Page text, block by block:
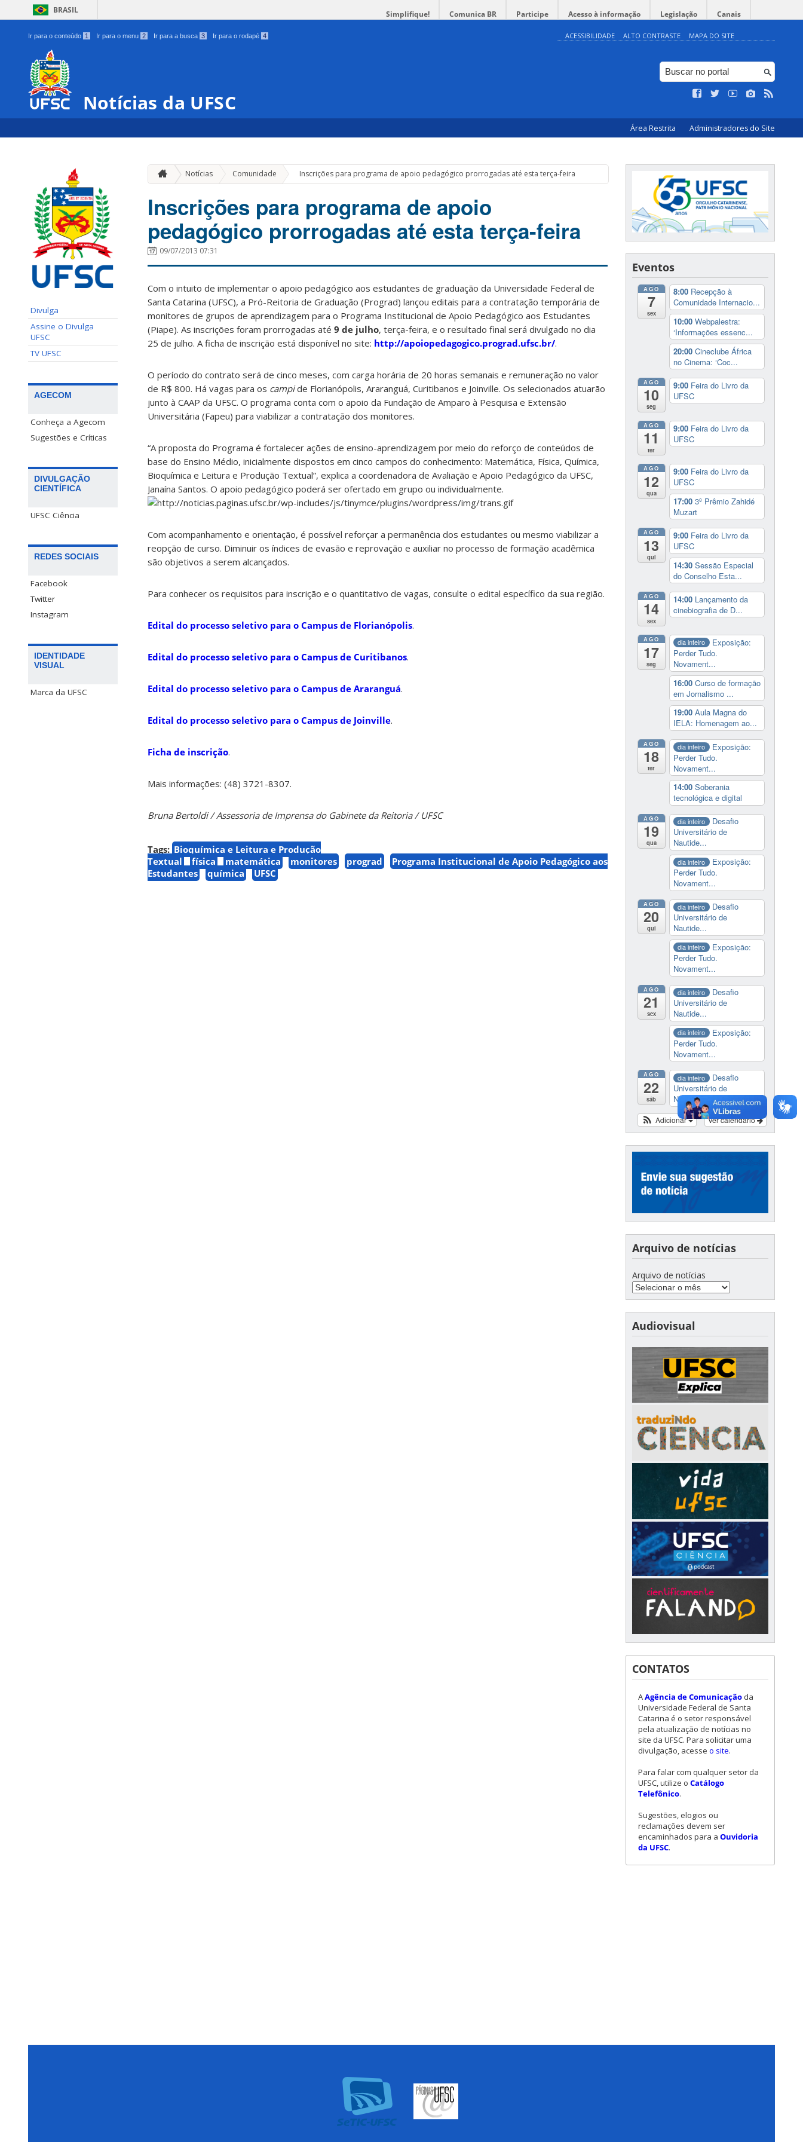
BRASIL Simplifique! Comunica BR Participe Acesso à informação Legislação Canais
Ir para o conteúdo 1 Ir para o menu 2 Ir para a busca 3 Ir para o rodapé 4 ACESSIBILIDADE ALTO CONTRASTE MAPA DO SITE
Notícias da UFSC
Área Restrita Administradores do Site
Divulga
Assine o Divulga
UFSC
TV UFSC
AGECOM
Conheça a Agecom
Sugestões e Críticas
DIVULGAÇÃO
CIENTÍFICA
UFSC Ciência
REDES SOCIAIS
Facebook
Twitter
Instagram
IDENTIDADE
VISUAL
Marca da UFSC
Notícias Comunidade » Inscrições para programa de apoio pedagógico prorrogadas até esta terça-feira
Inscrições para programa de apoio
pedagógico prorrogadas até esta terça-feira
09/07/2013 07:31
Com o intuito de implementar o apoio pedagógico aos estudantes de graduação da Universidade Federal de
Santa Catarina (UFSC), a Pró-Reitoria de Graduação (Prograd) lançou editais para a contratação temporária de
monitores de grupos de aprendizagem para o Programa Institucional de Apoio Pedagógico aos Estudantes
(Piape). As inscrições foram prorrogadas até 9 de julho, terça-feira, e o resultado final será divulgado no dia
25 de julho. A ficha de inscrição está disponível no site: http://apoiopedagogico.prograd.ufsc.br/.
O período do contrato será de cinco meses, com carga horária de 20 horas semanais e remuneração no valor
de R$ 800. Há vagas para os campide Florianópolis, Araranguá, Curitibanos e Joinville. Os selecionados atuarão
junto à CAAP da UFSC. O programa conta com o apoio da Fundação de Amparo à Pesquisa e Extensão
Universitária (Fapeu) para viabilizar a contratação dos monitores.
“A proposta do Programa é fortalecer ações de ensino-aprendizagem por meio do reforço de conteúdos de
base do Ensino Médio, inicialmente dispostos em cinco campos do conhecimento: Matemática, Física, Química,
Bioquímica e Leitura e Produção Textual”, explica a coordenadora de Avaliação e Apoio Pedagógico da UFSC,
Janaína Santos. O apoio pedagógico poderá ser ofertado em grupo ou individualmente.
Com acompanhamento e orientação, é possível reforçar a permanência dos estudantes ou mesmo viabilizar a
reopção de curso. Diminuir os índices de evasão e reprovação e auxiliar no processo de formação acadêmica
são objetivos a serem alcançados.
Para conhecer os requisitos para inscrição e o quantitativo de vagas, consulte o edital específico da sua região.
Edital do processo seletivo para o Campus de Florianópolis.
Edital do processo seletivo para o Campus de Curitibanos.
Edital do processo seletivo para o Campus de Araranguá.
Edital do processo seletivo para o Campus de Joinville.
Ficha de inscrição.
Mais informações: (48) 3721-8307.
Bruna Bertoldi / Assessoria de Imprensa do Gabinete da Reitoria / UFSC
Tags: Bioquímica e Leitura e Produção
Textual
física matemática monitores prograd
Programa Institucional de Apoio Pedagógico aos
Estudantes
química UFSC
Eventos
AGO
7
sex
8:00 Recepção à
Comunidade Internacio...
10:00 Webpalestra:
‘Informações essenc...
20:00 Cineclube África
no Cinema: ‘Coc...
AGO
10
seg
9:00 Feira do Livro da
UFSC
AGO
11
ter
9:00 Feira do Livro da
UFSC
AGO
12
qua
9:00 Feira do Livro da
UFSC
17:00 3º Prêmio Zahidé
Muzart
AGO
13
qui
9:00 Feira do Livro da
UFSC
14:30 Sessão Especial
do Conselho Esta...
AGO
14
sex
14:00 Lançamento da
cinebiografia de D...
AGO
17
seg
dia inteiro
Exposição:
Perder Tudo.
Novament...
16:00 Curso de formação
em Jornalismo ...
19:00 Aula Magna do
IELA: Homenagem ao...
AGO
18
ter
dia inteiro
Exposição:
Perder Tudo.
Novament...
14:00 Soberania
tecnológica e digital
AGO
19
qua
dia inteiro
Desafio
Universitário de
Nautide...
dia inteiro
Exposição:
Perder Tudo.
Novament...
AGO
20
qui
dia inteiro
Desafio
Universitário de
Nautide...
dia inteiro
Exposição:
Perder Tudo.
Novament...
AGO
21
sex
dia inteiro
Desafio
Universitário de
Nautide...
dia inteiro
Exposição:
Perder Tudo.
Novament...
AGO
22
sáb
dia inteiro
Desafio
Universitário de
Nautide...
Ver calendário
Adicionar
Arquivo de notícias
Arquivo de notícias
Audiovisual
CONTATOS
AAgência de Comunicação da
Universidade Federal de Santa
Catarina é o setor responsável
pela atualização de notícias no
site da UFSC. Para solicitar uma
divulgação, acesse o site.
Para falar com qualquer setor da
UFSC, utilize o Catálogo
Telefônico.
Sugestões, elogios ou
reclamações devem ser
encaminhados para a Ouvidoria
da UFSC.